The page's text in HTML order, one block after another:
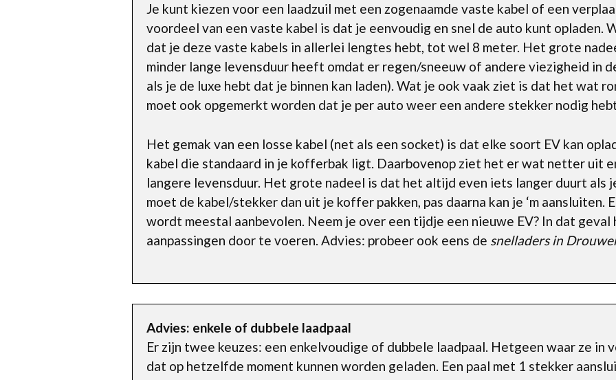
Je kunt kiezen voor een laadzuil met een zogenaamde vaste kabel of een
voordeel van een vaste kabel is dat je eenvoudig en snel de auto kunt opladen.
dat je deze vaste kabels in allerlei lengtes hebt, tot wel 8 meter. Het grote
minder lange levensduur heeft omdat er regen/sneeuw of andere viezigheid in
als je de luxe hebt dat je binnen kan laden). Wat je ook vaak ziet is dat het wat
moet ook opgemerkt worden dat je per auto weer een andere stekker nodig
Het gemak van een losse kabel (net als een socket) is dat elke soort EV kan
kabel die standaard in je kofferbak ligt. Daarbovenop ziet het er wat netter uit
langere levensduur. Het grote nadeel is dat het altijd even iets langer duurt als
moet de kabel/stekker dan uit je koffer pakken, pas daarna kan je ‘m aansluiten.
wordt meestal aanbevolen. Neem je over een tijdje een nieuwe EV? In dat geval
aanpassingen door te voeren. Advies: probeer ook eens de snelladers in
Advies: enkele of dubbele laadpaal
Er zijn twee keuzes: een enkelvoudige of dubbele laadpaal. Hetgeen waar ze in
dat op hetzelfde moment kunnen worden geladen. Een paal met 1 stekker